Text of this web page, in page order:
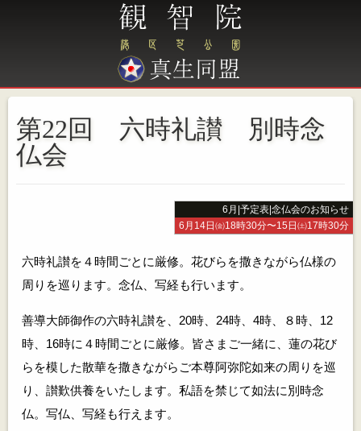
第22回 六時礼讃 別時念
仏会
6月 予定表 念仏会のお知らせ
6月14日㈮18時30分〜15日㈯17時30分
六時礼讃を４時間ごとに厳修。花びらを撒きながら仏様の
周りを巡ります。念仏、写経も行います。
善導大師御作の六時礼讃を、20時、24時、4時、８時、12
時、16時に４時間ごとに厳修。皆さまご一緒に、蓮の花び
らを模した散華を撒きながらご本尊阿弥陀如来の周りを巡
り、讃歎供養をいたします。私語を禁じて如法に別時念
仏。写仏、写経も行えます。